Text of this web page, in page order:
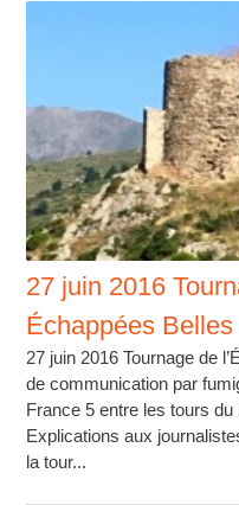
27 juin 2016
Échappées Belles
27 juin 2016 Tournage de
de communication par
France 5 entre les tours
Explications aux
la tour...